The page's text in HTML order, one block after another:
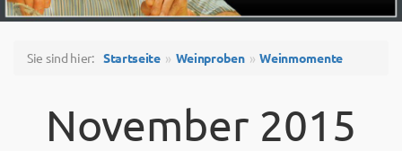
Sie sind hier: Startseite Weinproben Weinmomente
November 2015